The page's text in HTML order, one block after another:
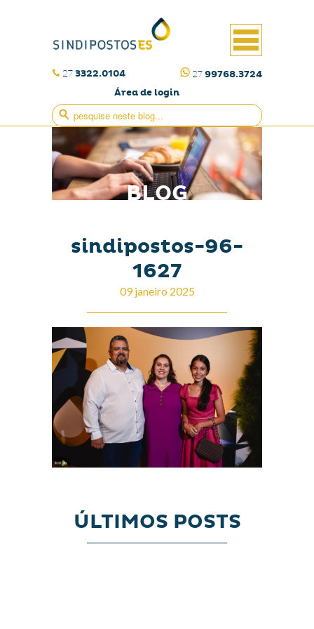
27 3322.0104 27 99768.3724
Área de login
BLOG
sindipostos-96-
1627
09 janeiro 2025
ÚLTIMOS POSTS